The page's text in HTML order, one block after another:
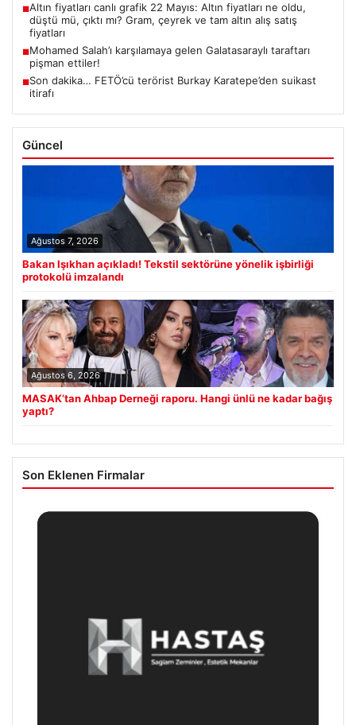
■Altın fiyatları canlı grafik 22 Mayıs: Altın fiyatları ne oldu,
düştü mü, çıktı mı? Gram, çeyrek ve tam altın alış satış
fiyatları
■Mohamed Salah’ı karşılamaya gelen Galatasaraylı taraftarı
pişman ettiler!
■Son dakika… FETÖ’cü terörist Burkay Karatepe’den suikast
itirafı
Güncel
Ağustos 7, 2026
Bakan Işıkhan açıkladı! Tekstil sektörüne yönelik işbirliği
protokolü imzalandı
Ağustos 6, 2026
MASAK’tan Ahbap Derneği raporu. Hangi ünlü ne kadar bağış
yaptı?
Son Eklenen Firmalar